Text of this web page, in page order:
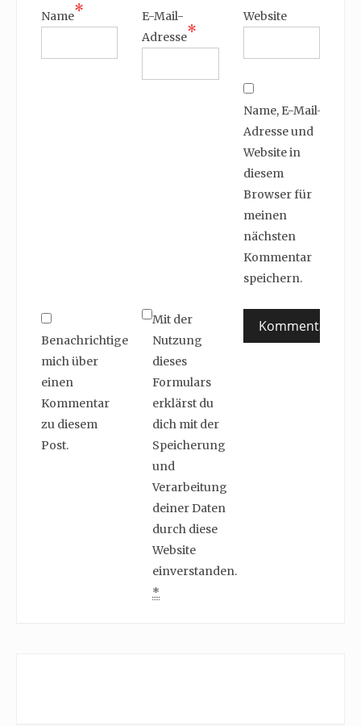
Name*
E-Mail-
Adresse*
Website
Name, E-Mail-
Adresse und
Website in
diesem
Browser für
meinen
nächsten
Kommentar
speichern.
Benachrichtige
mich über
einen
Kommentar
zu diesem
Post.
Mit der
Nutzung
dieses
Formulars
erklärst du
dich mit der
Speicherung
und
Verarbeitung
deiner Daten
durch diese
Website
einverstanden.
*